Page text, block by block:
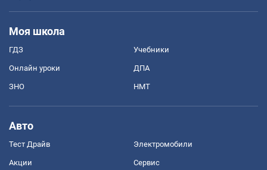
Моя школа
ГДЗ Учебники
Онлайн уроки ДПА
ЗНО НМТ
Авто
Тест Драйв Электромобили
Акции Сервис